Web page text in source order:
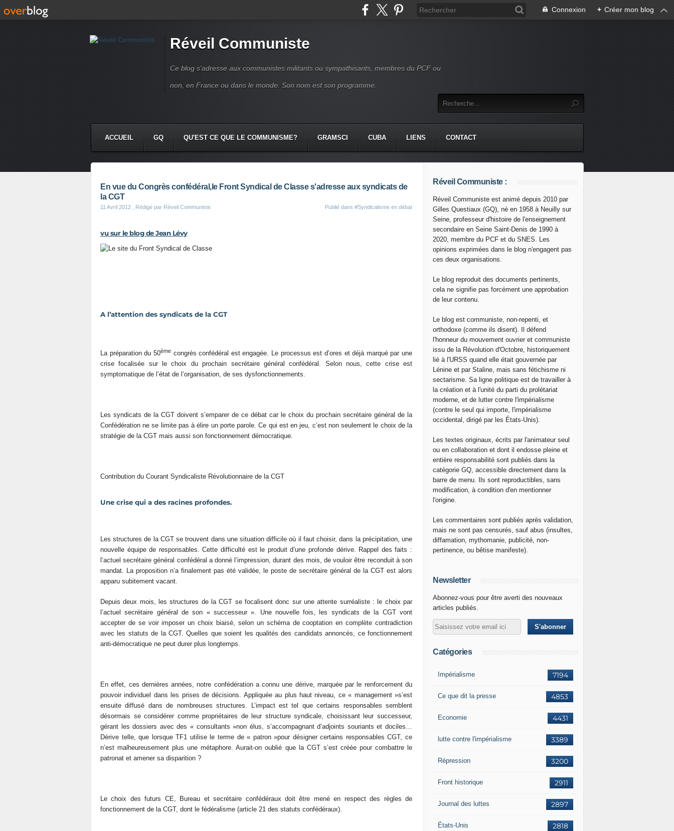
Connexion + Créer mon blog
Réveil Communiste
Ce blog s'adresse aux communistes militants ou sympathisants, membres du PCF ou
non, en France ou dans le monde. Son nom est son programme.
ACCUEIL GQ QU'EST CE QUE LE COMMUNISME? GRAMSCI CUBA LIENS CONTACT
En vue du Congrès confédéral,le Front Syndical de Classe s'adresse aux syndicats de
la CGT
11 Avril 2012 , Rédigé par Réveil Communiste Publié dans #Syndicalisme en débat
vu sur le blog de Jean Lévy
A l’attention des syndicats de la CGT
La préparation du 50èmecongrès confédéral est engagée. Le processus est d’ores et déjà marqué par une
crise focalisée sur le choix du prochain secrétaire général confédéral. Selon nous, cette crise est
symptomatique de l’état de l’organisation, de ses dysfonctionnements.
Les syndicats de la CGT doivent s’emparer de ce débat car le choix du prochain secrétaire général de la
Confédération ne se limite pas à élire un porte parole. Ce qui est en jeu, c’est non seulement le choix de la
stratégie de la CGT mais aussi son fonctionnement démocratique.
Contribution du Courant Syndicaliste Révolutionnaire de la CGT
Une crise qui a des racines profondes.
Les structures de la CGT se trouvent dans une situation difficile où il faut choisir, dans la précipitation, une
nouvelle équipe de responsables. Cette difficulté est le produit d’une profonde dérive. Rappel des faits :
l’actuel secrétaire général confédéral a donné l’impression, durant des mois, de vouloir être reconduit à son
mandat. La proposition n’a finalement pas été validée, le poste de secrétaire général de la CGT est alors
apparu subitement vacant.
Depuis deux mois, les structures de la CGT se focalisent donc sur une attente surréaliste : le choix par
l’actuel secrétaire général de son « successeur ». Une nouvelle fois, les syndicats de la CGT vont
accepter de se voir imposer un choix biaisé, selon un schéma de cooptation en complète contradiction
avec les statuts de la CGT. Quelles que soient les qualités des candidats annoncés, ce fonctionnement
anti-démocratique ne peut durer plus longtemps.
En effet, ces dernières années, notre confédération a connu une dérive, marquée par le renforcement du
pouvoir individuel dans les prises de décisions. Appliquée au plus haut niveau, ce « management »s’est
ensuite diffusé dans de nombreuses structures. L’impact est tel que certains responsables semblent
désormais se considérer comme propriétaires de leur structure syndicale, choisissant leur successeur,
gérant les dossiers avec des « consultants »non élus, s’accompagnant d’adjoints souriants et dociles…
Dérive telle, que lorsque TF1 utilise le terme de « patron »pour désigner certains responsables CGT, ce
n’est malheureusement plus une métaphore. Aurait-on oublié que la CGT s’est créée pour combattre le
patronat et amener sa disparition ?
Le choix des futurs CE, Bureau et secrétaire confédéraux doit être mené en respect des règles de
fonctionnement de la CGT, dont le fédéralisme (article 21 des statuts confédéraux).
Réveil Communiste :
Réveil Communiste est animé depuis 2010 par
Gilles Questiaux (GQ), né en 1958 à Neuilly sur
Seine, professeur d'histoire de l'enseignement
secondaire en Seine Saint-Denis de 1990 à
2020, membre du PCF et du SNES. Les
opinions exprimées dans le blog n'engagent pas
ces deux organisations.
Le blog reproduit des documents pertinents,
cela ne signifie pas forcément une approbation
de leur contenu.
Le blog est communiste, non-repenti, et
orthodoxe (comme ils disent). Il défend
l'honneur du mouvement ouvrier et communiste
issu de la Révolution d'Octobre, historiquement
lié à l'URSS quand elle était gouvernée par
Lénine et par Staline, mais sans fétichisme ni
sectarisme. Sa ligne politique est de travailler à
la création et à l'unité du parti du prolétariat
moderne, et de lutter contre l'impérialisme
(contre le seul qui importe, l'impérialisme
occidental, dirigé par les États-Unis).
Les textes originaux, écrits par l'animateur seul
ou en collaboration et dont il endosse pleine et
entière responsabilité sont publiés dans la
catégorie GQ, accessible directement dans la
barre de menu. Ils sont reproductibles, sans
modification, à condition d'en mentionner
l'origine.
Les commentaires sont publiés après validation,
mais ne sont pas censurés, sauf abus (insultes,
diffamation, mythomanie, publicité, non-
pertinence, ou bêtise manifeste).
Newsletter
Abonnez-vous pour être averti des nouveaux
articles publiés.
Catégories
7194
Impérialisme
4853
Ce que dit la presse
4431
Economie
3389
lutte contre l'impérialisme
3200
Répression
2911
Front historique
2897
Journal des luttes
2818
États-Unis